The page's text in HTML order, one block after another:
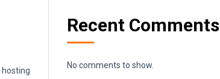
Recent Comments
No comments to show.